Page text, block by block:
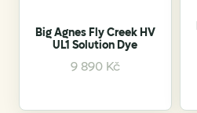
Big Agnes Fly Creek HV
UL1 Solution Dye
9 890 Kč